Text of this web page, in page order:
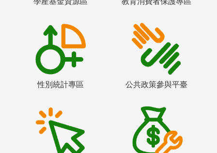
性別統計專區 公共政策參與平臺